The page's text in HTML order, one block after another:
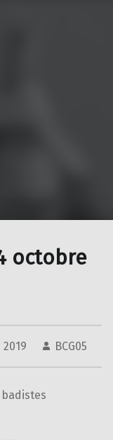
octobre
BCG05